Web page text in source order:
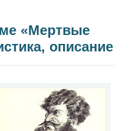
«Мертвые
описание